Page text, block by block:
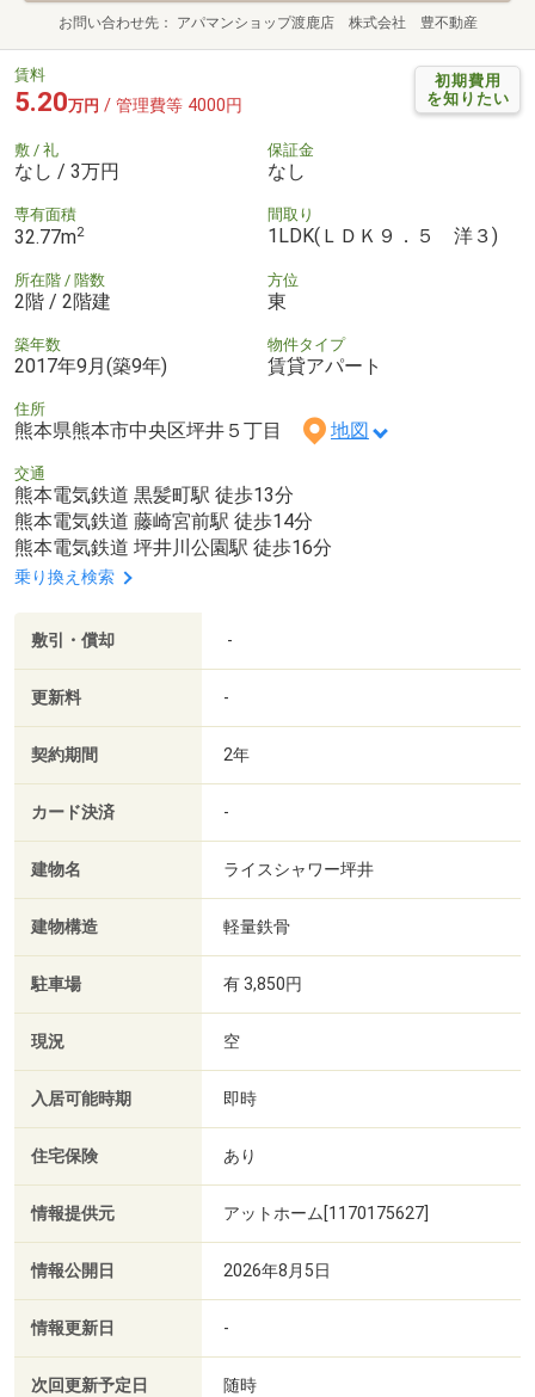
お問い合わせ先 アパマンショップ渡鹿店 株式会社 豊不動産
初期費用
を知りたい
賃料
5.20万円 / 管理費等 4000円
敷 / 礼
なし / 3万円
保証金
なし
専有面積
32.77m2
間取り
1LDK(ＬＤＫ９．５ 洋３)
所在階 / 階数
2階 / 2階建
方位
東
築年数
2017年9月(築9年)
物件タイプ
賃貸アパート
住所
熊本県熊本市中央区坪井５丁目 地図
交通
熊本電気鉄道 黒髪町駅 徒歩13分
熊本電気鉄道 藤崎宮前駅 徒歩14分
熊本電気鉄道 坪井川公園駅 徒歩16分
乗り換え検索
敷引・償却 -
更新料 -
契約期間 2年
カード決済 -
建物名 ライスシャワー坪井
建物構造 軽量鉄骨
駐車場 有 3,850円
現況 空
入居可能時期 即時
住宅保険 あり
情報提供元 アットホーム[1170175627]
情報公開日 2026年8月5日
情報更新日 -
次回更新予定日 随時